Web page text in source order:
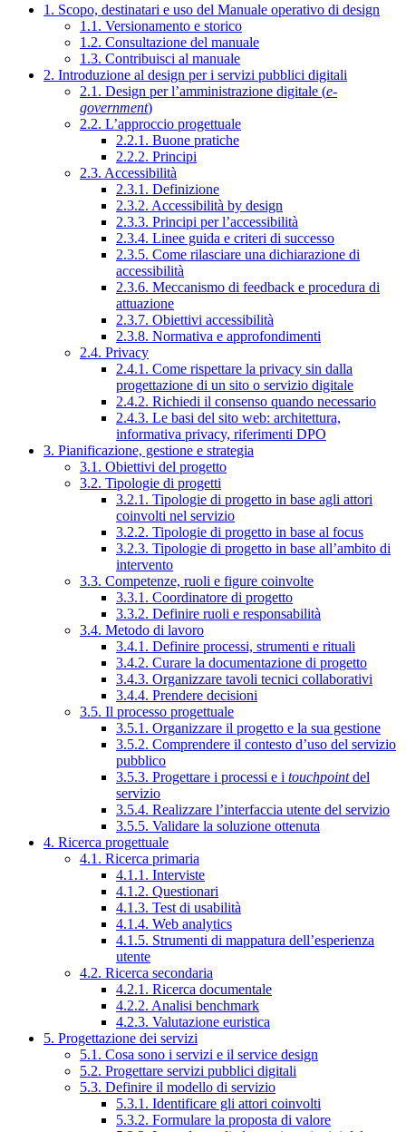
1. Scopo, destinatari e uso del Manuale operativo di design
1.1. Versionamento e storico
1.2. Consultazione del manuale
1.3. Contribuisci al manuale
2. Introduzione al design per i servizi pubblici digitali
2.1. Design per l’amministrazione digitale (e-
government)
2.2. L’approccio progettuale
2.2.1. Buone pratiche
2.2.2. Principi
2.3. Accessibilità
2.3.1. Definizione
2.3.2. Accessibilità by design
2.3.3. Principi per l’accessibilità
2.3.4. Linee guida e criteri di successo
2.3.5. Come rilasciare una dichiarazione di
accessibilità
2.3.6. Meccanismo di feedback e procedura di
attuazione
2.3.7. Obiettivi accessibilità
2.3.8. Normativa e approfondimenti
2.4. Privacy
2.4.1. Come rispettare la privacy sin dalla
progettazione di un sito o servizio digitale
2.4.2. Richiedi il consenso quando necessario
2.4.3. Le basi del sito web: architettura,
informativa privacy, riferimenti DPO
3. Pianificazione, gestione e strategia
3.1. Obiettivi del progetto
3.2. Tipologie di progetti
3.2.1. Tipologie di progetto in base agli attori
coinvolti nel servizio
3.2.2. Tipologie di progetto in base al focus
3.2.3. Tipologie di progetto in base all’ambito di
intervento
3.3. Competenze, ruoli e figure coinvolte
3.3.1. Coordinatore di progetto
3.3.2. Definire ruoli e responsabilità
3.4. Metodo di lavoro
3.4.1. Definire processi, strumenti e rituali
3.4.2. Curare la documentazione di progetto
3.4.3. Organizzare tavoli tecnici collaborativi
3.4.4. Prendere decisioni
3.5. Il processo progettuale
3.5.1. Organizzare il progetto e la sua gestione
3.5.2. Comprendere il contesto d’uso del servizio
pubblico
3.5.3. Progettare i processi e i touchpointdel
servizio
3.5.4. Realizzare l’interfaccia utente del servizio
3.5.5. Validare la soluzione ottenuta
4. Ricerca progettuale
4.1. Ricerca primaria
4.1.1. Interviste
4.1.2. Questionari
4.1.3. Test di usabilità
4.1.4. Web analytics
4.1.5. Strumenti di mappatura dell’esperienza
utente
4.2. Ricerca secondaria
4.2.1. Ricerca documentale
4.2.2. Analisi benchmark
4.2.3. Valutazione euristica
5. Progettazione dei servizi
5.1. Cosa sono i servizi e il service design
5.2. Progettare servizi pubblici digitali
5.3. Definire il modello di servizio
5.3.1. Identificare gli attori coinvolti
5.3.2. Formulare la proposta di valore